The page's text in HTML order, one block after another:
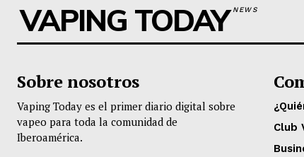
VAPING TODAYNEWS
Sobre nosotros
Vaping Today es el primer diario digital sobre
vapeo para toda la comunidad de
Iberoamérica.
Club